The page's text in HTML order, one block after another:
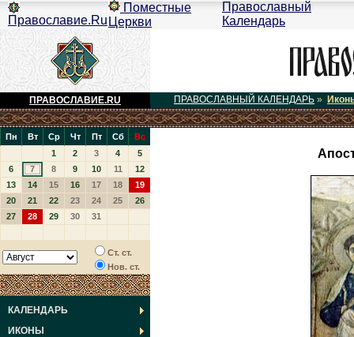
Православие.Ru
Поместные
Церкви
Православный
Календарь
ПРАВОСЛАВИЕ.RU ПРАВОСЛАВНЫЙ КАЛЕНДАРЬ »
Пн Вт Ср Чт Пт Сб
Вс
1
2 3 4
5
6
7 8 9 10 11
12
13
14 15 16 17 18
19
20
21 22 23 24 25
26
27
28 29 30 31
Ст. ст.
Нов. ст.
КАЛЕНДАРЬ
ИКОНЫ